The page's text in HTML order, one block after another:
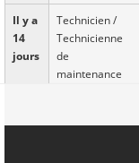
Il y a
14
jours
Technicien /
Technicienne
de
maintenance
Activités des